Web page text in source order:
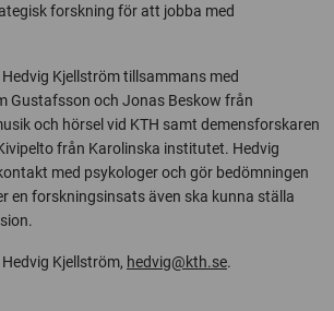
forskning för att jobba med
Kjellström tillsammans med
Gustafsson och Jonas Beskow från
och hörsel vid KTH samt demensforskaren
från Karolinska institutet. Hedvig
med psykologer och gör bedömningen
en forskningsinsats även ska kunna ställa
Hedvig Kjellström, hedvig@kth.se.